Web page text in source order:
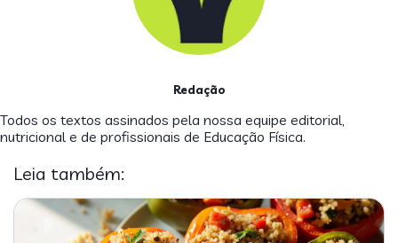
Redação
Todos os textos assinados pela nossa equipe editorial,
nutricional e de profissionais de Educação Física.
Leia também: